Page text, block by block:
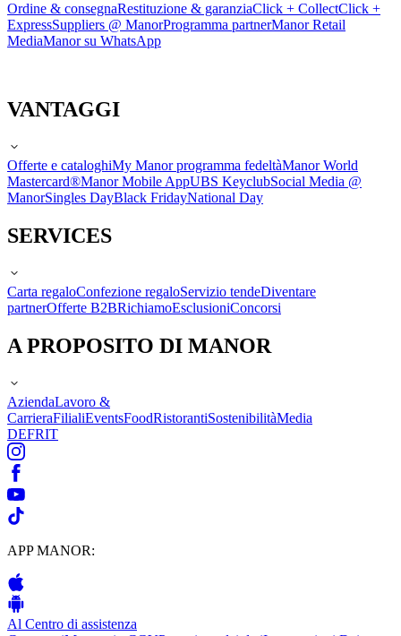
Ordine & consegnaRestituzione & garanziaClick + CollectClick +
ExpressSuppliers @ ManorProgramma partnerManor Retail
MediaManor su WhatsApp
VANTAGGI
Offerte e cataloghiMy Manor programma fedeltàManor World
Mastercard®Manor Mobile AppUBS KeyclubSocial Media @
ManorSingles DayBlack FridayNational Day
SERVICES
Carta regaloConfezione regaloServizio tendeDiventare
partnerOfferte B2BRichiamoEsclusioniConcorsi
A PROPOSITO DI MANOR
AziendaLavoro &
CarrieraFilialiEventsFoodRistorantiSostenibilitàMedia
DEFRIT
APP MANOR:
Al Centro di assistenza